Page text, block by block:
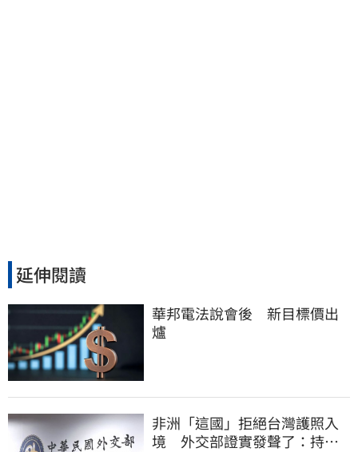
延伸閱讀
華邦電法說會後　新目標價出
爐
非洲「這國」拒絕台灣護照入
境 外交部證實發聲了：持續